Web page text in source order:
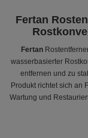
Fertan
Fertan
wasserbasierter
entfernen und zu
Produkt richtet sich an
Wartung und